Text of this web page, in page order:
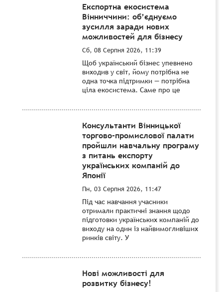
Експортна екосистема
Вінниччини: об’єднуємо
зусилля заради нових
можливостей для бізнесу
Сб, 08 Серпня 2026, 11:39
Щоб український бізнес упевнено
виходив у світ, йому потрібна не
одна точка підтримки — потрібна
ціла екосистема. Саме про це
Консультанти Вінницької
торгово-промислової палати
пройшли навчальну програму
з питань експорту
українських компаній до
Японії
Пн, 03 Серпня 2026, 11:47
Під час навчання учасники
отримали практичні знання щодо
підготовки українських компаній до
виходу на один із найвимогливіших
ринків світу. У
Нові можливості для
розвитку бізнесу!